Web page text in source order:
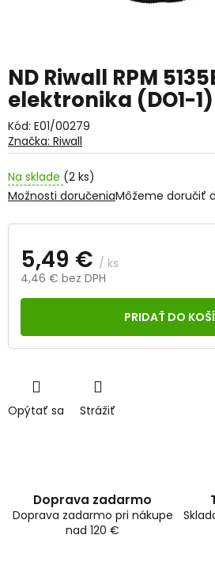
ND Riwall RPM
elektronika (DO1-1)
Kód: E01/00279
Na sklade (2 ks)
Môžeme doručiť
Možnosti doručenia
5,49 € / ks
4,46 € bez DPH
Jednotková
PRIDAŤ DO
Opýtať sa Strážiť
Značka: Riwall
Doprava zadarmo
Doprava zadarmo pri nákupe
nad 120 €